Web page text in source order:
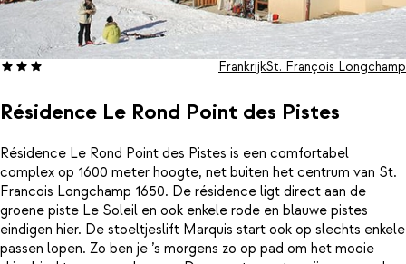
Résidence Le Rond Point des Pistes
FrankrijkSt. François Longchamp
Résidence Le Rond Point des Pistes is een comfortabel
complex op 1600 meter hoogte, net buiten het centrum van St.
Francois Longchamp 1650. De résidence ligt direct aan de
groene piste Le Soleil en ook enkele rode en blauwe pistes
eindigen hier. De stoeltjeslift Marquis start ook op slechts enkele
passen lopen. Zo ben je ’s morgens zo op pad om het mooie